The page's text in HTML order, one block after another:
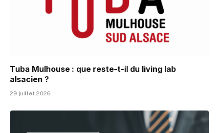
Tuba Mulhouse : que reste-t-il du living lab
alsacien ?
29 juillet 2026